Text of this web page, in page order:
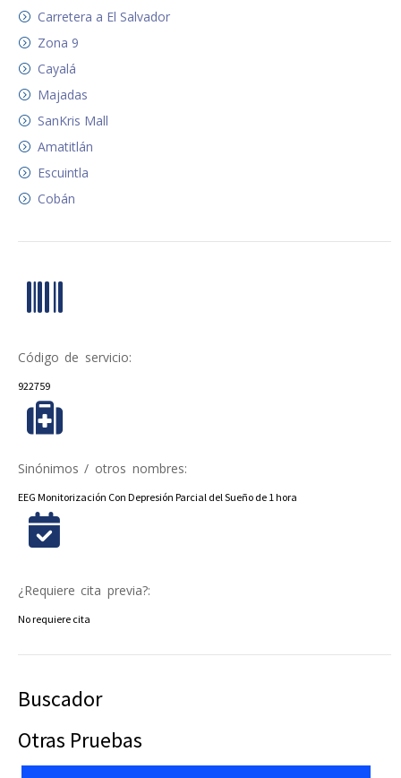
Carretera a El Salvador
Zona 9
Cayalá
Majadas
SanKris Mall
Amatitlán
Escuintla
Cobán
Código de servicio:
922759
Sinónimos / otros nombres:
EEG Monitorización Con Depresión Parcial del Sueño de 1 hora
¿Requiere cita previa?:
No requiere cita
Buscador
Otras Pruebas